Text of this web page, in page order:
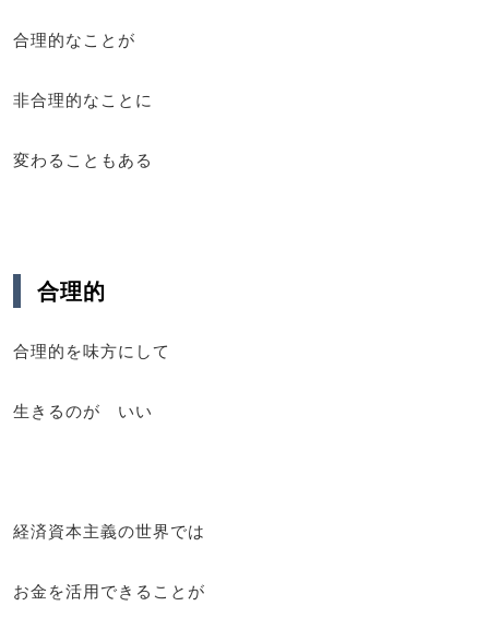
合理的なことが
非合理的なことに
変わることもある
合理的
合理的を味方にして
生きるのが いい
経済資本主義の世界では
お金を活用できることが